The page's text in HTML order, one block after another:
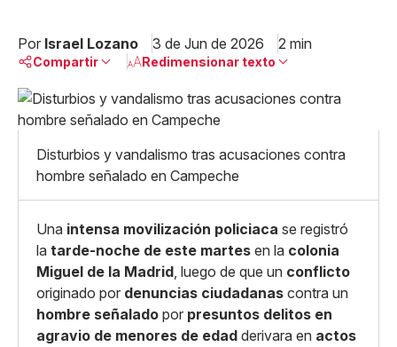
Por Israel Lozano 3 de Jun de 2026 2 min
Compartir
Linkedin
X
Whatsapp
Copiar enlace
Redimensionar texto
Pequeño
Mediano
Grande
Disturbios y vandalismo tras acusaciones contra
hombre señalado en Campeche
Una intensa movilización policiaca se registró
la tarde-noche de este martes en la colonia
Miguel de la Madrid, luego de que un conflicto
originado por denuncias ciudadanas contra un
hombre señalado por presuntos delitos en
agravio de menores de edad derivara en actos